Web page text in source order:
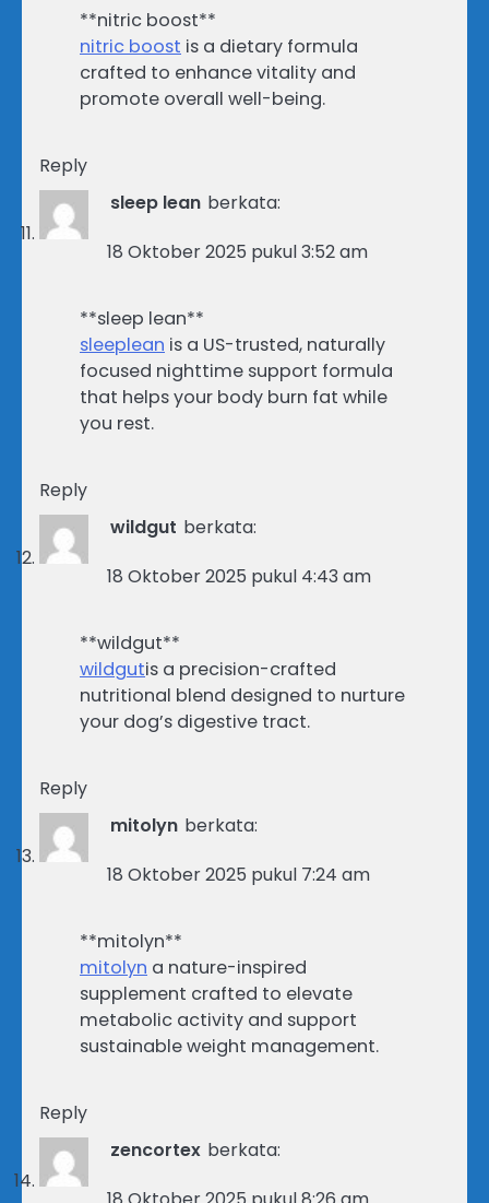
** nitric boost**
nitric boost is a dietary formula
crafted to enhance vitality and
promote overall well-being.
Reply
sleep lean berkata:
18 Oktober 2025 pukul 3:52 am
**sleep lean**
sleeplean is a US-trusted, naturally
focused nighttime support formula
that helps your body burn fat while
you rest.
Reply
wildgut berkata:
18 Oktober 2025 pukul 4:43 am
**wildgut**
wildgutis a precision-crafted
nutritional blend designed to nurture
your dog’s digestive tract.
Reply
mitolyn berkata:
18 Oktober 2025 pukul 7:24 am
**mitolyn**
mitolyn a nature-inspired
supplement crafted to elevate
metabolic activity and support
sustainable weight management.
Reply
zencortex berkata: